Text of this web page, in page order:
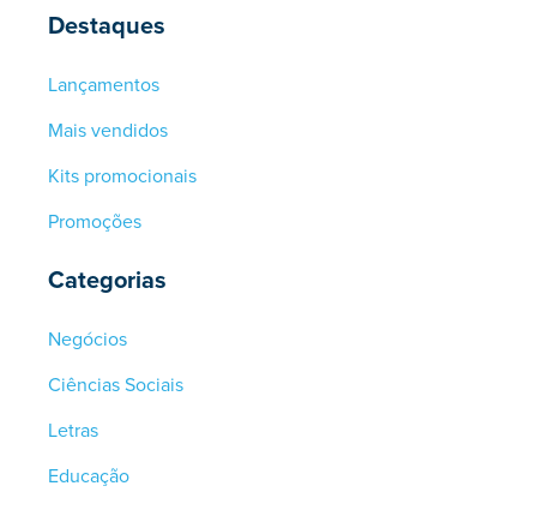
Destaques
Lançamentos
Mais vendidos
Kits promocionais
Promoções
Categorias
Negócios
Ciências Sociais
Letras
Educação